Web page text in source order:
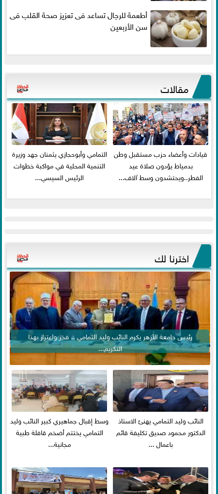
أطعمة للرجال تساعد فى تعزيز صحة القلب فى
سن الأربعين
مقالات
قيادات وأعضاء حزب مستقبل وطن
بدمياط يؤدون صلاة عيد
الفطر..ويحتشدون وسط آلاف...
التمامي وأبوحجازي يثمنان جهد وزيرة
التنمية المحلية في مواكبة خطوات
الرئيس السيسي...
اخترنا لك
رئيس جامعة الأزهر يكرم النائب وليد التمامي .. فخر واعتزاز بهذا
التكريم...
النائب وليد التمامي يهنئ الاستاذ
الدكتور محمود صديق تكليفة قائم
باعمال ...
وسط إقبال جماهيري كبير النائب وليد
التمامي يختتم أضخم قافلة طبية
مجانية...